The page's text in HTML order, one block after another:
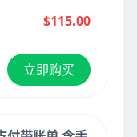
$115.00
立即购买